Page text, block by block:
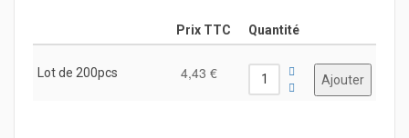
Prix TTC Quantité
Lot de 200pcs 4,43 €